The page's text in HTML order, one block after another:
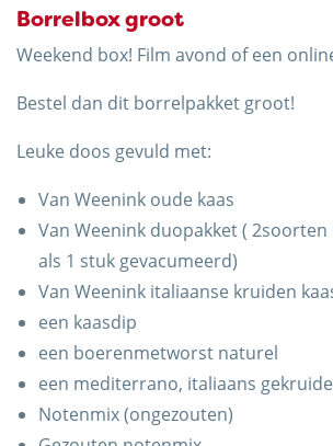
info@kaasboerderijweenink.nl
Trots op de Achterhoek! | ©
2026 | Algemene voorwaarden
Privacybeleid
Borrelbox groot
Weekend box! Film avond of een
Bestel dan dit borrelpakket groot!
Leuke doos gevuld met:
Van Weenink oude kaas
Van Weenink duopakket (
als 1 stuk gevacumeerd)
Van Weenink italiaanse kruiden
een kaasdip
een boerenmetworst naturel
een mediterrano, italiaans
Notenmix (ongezouten)